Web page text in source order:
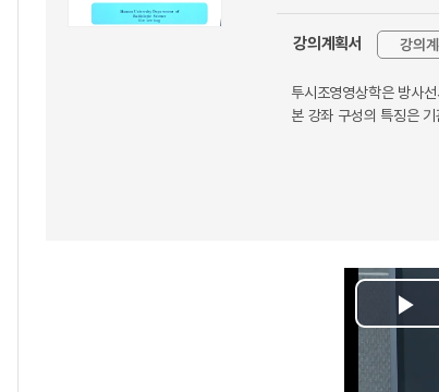
강의계획서 강의
투시조영영상학은 방사
본 강좌 구성의 특징은